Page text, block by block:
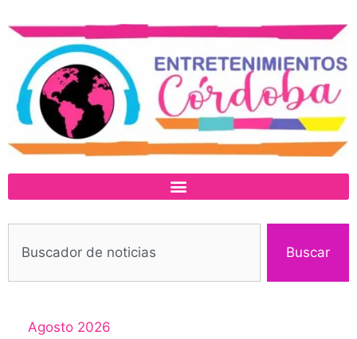
Buscar
Agosto 2026